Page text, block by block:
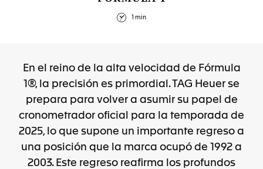
1 min
En el reino de la alta velocidad de Fórmula
1®, la precisión es primordial. TAG Heuer se
prepara para volver a asumir su papel de
cronometrador oficial para la temporada de
2025, lo que supone un importante regreso a
una posición que la marca ocupó de 1992 a
2003. Este regreso reafirma los profundos